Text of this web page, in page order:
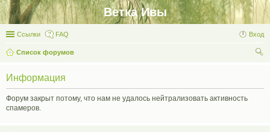
Ветка Ивы
Ссылки FAQ Вход
Список форумов
Информация
Форум закрыт потому, что нам не удалось нейтрализовать активность
спамеров.